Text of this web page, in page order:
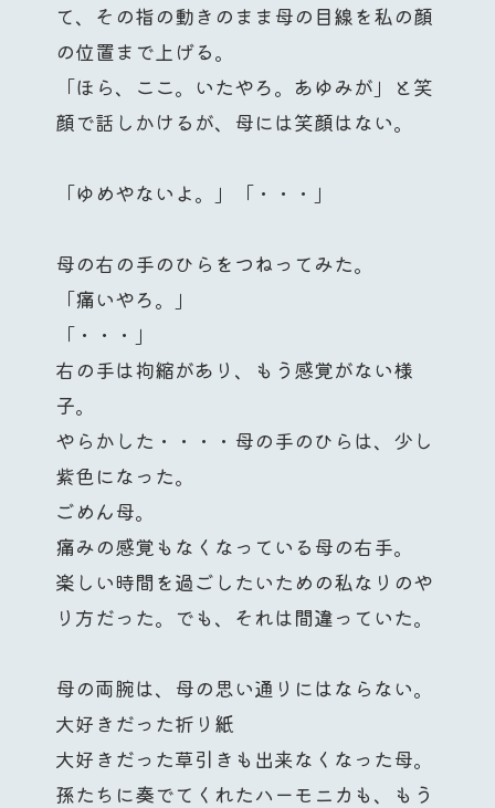
て、その指の動きのまま母の目線を私の顔
の位置まで上げる。
「ほら、ここ。いたやろ。あゆみが」と笑
顔で話しかけるが、母には笑顔はない。
「ゆめやないよ。」「・・・」
母の右の手のひらをつねってみた。
「痛いやろ。」
「・・・」
右の手は拘縮があり、もう感覚がない様
子。
やらかした・・・・母の手のひらは、少し
紫色になった。
ごめん母。
痛みの感覚もなくなっている母の右手。
楽しい時間を過ごしたいための私なりのや
り方だった。でも、それは間違っていた。
母の両腕は、母の思い通りにはならない。
大好きだった折り紙
大好きだった草引きも出来なくなった母。
孫たちに奏でてくれたハーモニカも、もう